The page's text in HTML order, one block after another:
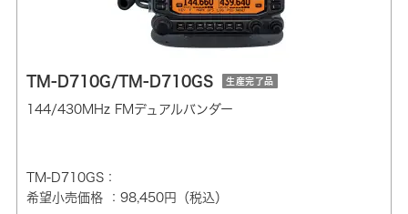
TM-D710G/TM-D710GS 生産完了品
144/430MHz FMデュアルバンダー
TM-D710GS：
希望小売価格 ：98,450円（税込）